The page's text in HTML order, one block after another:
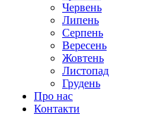
Червень
Липень
Серпень
Вересень
Жовтень
Листопад
Грудень
Про нас
Контакти